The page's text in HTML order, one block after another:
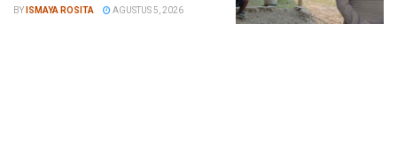
BY ISMAYA ROSITA AGUSTUS 5, 2026